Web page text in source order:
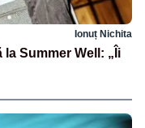
Ionuț Nichita
Summer Well: „Îi